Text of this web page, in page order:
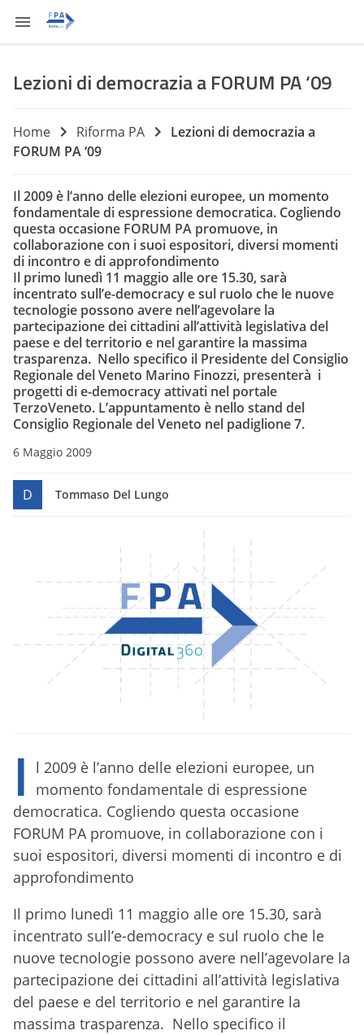
Lezioni di democrazia a FORUM PA ‘09
Home Riforma PA
Lezioni di democrazia a
FORUM PA ‘09
Il 2009 è l’anno delle elezioni europee, un momento
fondamentale di espressione democratica. Cogliendo
questa occasione FORUM PA promuove, in
collaborazione con i suoi espositori, diversi momenti
di incontro e di approfondimento
Il primo lunedì 11 maggio alle ore 15.30, sarà
incentrato sull’e-democracy e sul ruolo che le nuove
tecnologie possono avere nell’agevolare la
partecipazione dei cittadini all’attività legislativa del
paese e del territorio e nel garantire la massima
trasparenza. Nello specifico il Presidente del Consiglio
Regionale del Veneto Marino Finozzi, presenterà i
progetti di e-democracy attivati nel portale
TerzoVeneto. L’appuntamento è nello stand del
Consiglio Regionale del Veneto nel padiglione 7.
6 Maggio 2009
D Tommaso Del Lungo
I
l 2009 è l’anno delle elezioni europee, un
momento fondamentale di espressione
democratica. Cogliendo questa occasione
FORUM PA promuove, in collaborazione con i
suoi espositori, diversi momenti di incontro e di
approfondimento
Il primo lunedì 11 maggio alle ore 15.30, sarà
incentrato sull’e-democracy e sul ruolo che le
nuove tecnologie possono avere nell’agevolare la
partecipazione dei cittadini all’attività legislativa
del paese e del territorio e nel garantire la
massima trasparenza. Nello specifico il